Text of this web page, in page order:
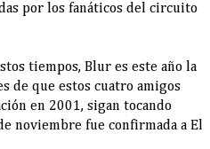
por los fanáticos del circuito
tiempos, Blur es este año la
de que estos cuatro amigos
en 2001, sigan tocando
noviembre fue confirmada a El